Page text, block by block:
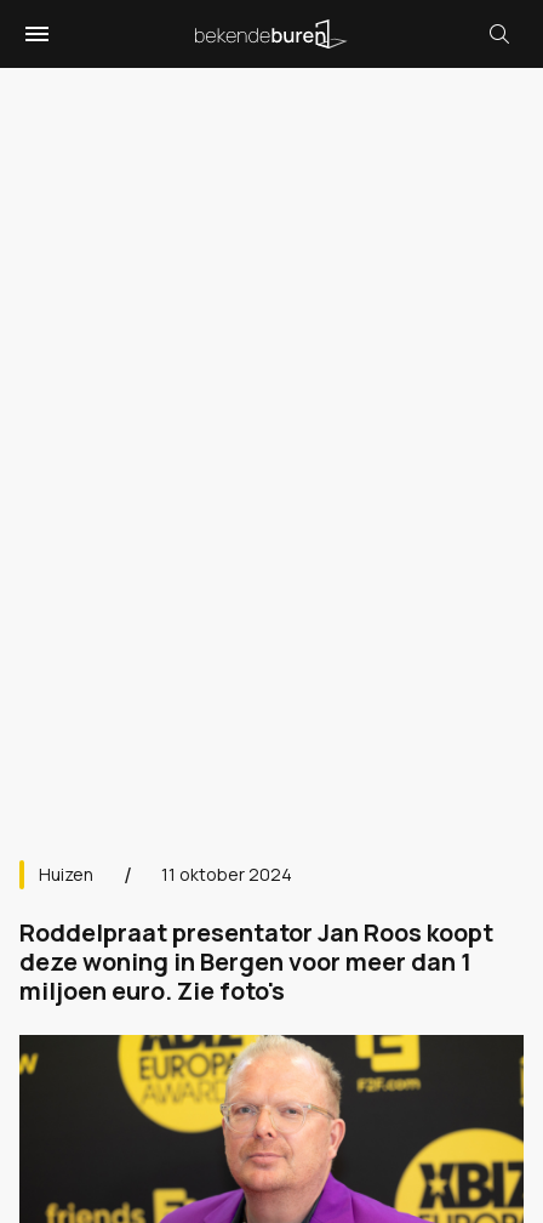
Huizen 11 oktober 2024
Roddelpraat presentator Jan Roos koopt
deze woning in Bergen voor meer dan 1
miljoen euro. Zie foto's